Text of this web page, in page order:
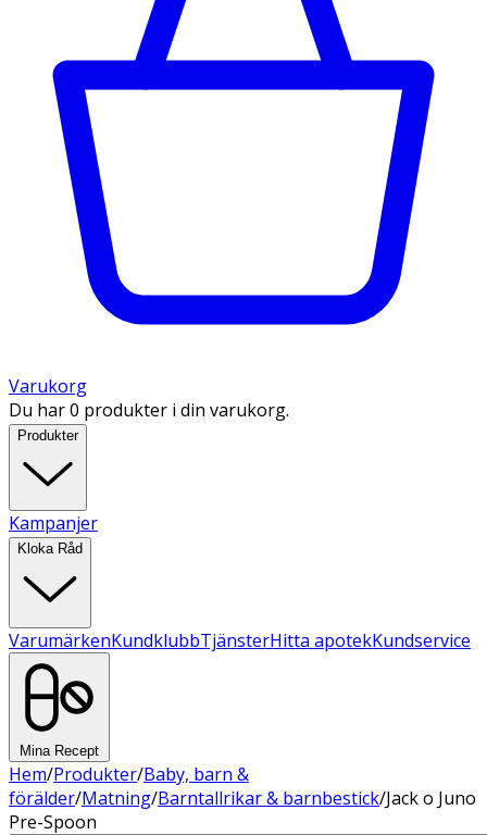
Varukorg
Du har 0 produkter i din varukorg.
Produkter
Kampanjer
Kloka Råd
VarumärkenKundklubbTjänsterHitta apotekKundservice
Mina Recept
Hem/Produkter/Baby, barn &
förälder/Matning/Barntallrikar & barnbestick/Jack o Juno
Pre-Spoon